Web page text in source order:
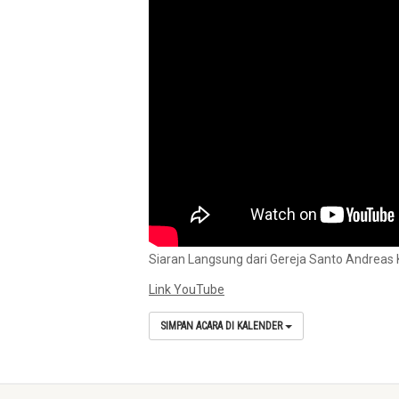
Siaran Langsung dari Gereja Santo Andreas
Link YouTube
SIMPAN ACARA DI KALENDER